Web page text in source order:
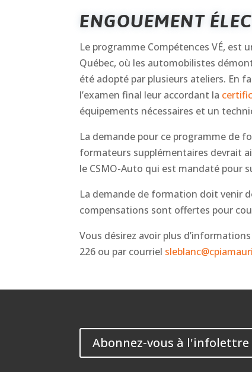
ENGOUEMENT
Le programme Compétences VÉ, est
Québec, où les automobilistes
été adopté par plusieurs ateliers. En
l’examen final leur accordant la
équipements nécessaires et un
La demande pour ce programme de
formateurs supplémentaires devrait
le CSMO-Auto qui est mandaté pour
La demande de formation doit venir
compensations sont offertes pour
Vous désirez avoir plus
226 ou par courriel
Abonnez-vous à l'infolettre